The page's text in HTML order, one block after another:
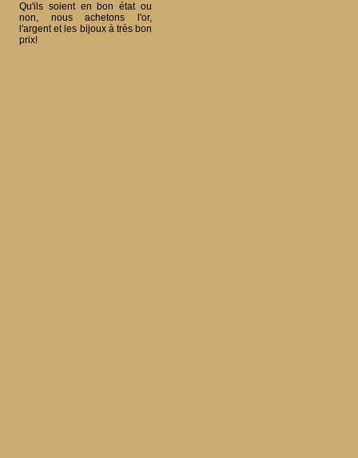
Qu'ils soient en bon état ou
non, nous achetons l'or,
l'argent et les bijoux à très bon
prix!